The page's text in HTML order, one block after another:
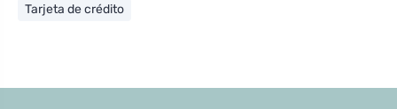
Tarjeta de crédito